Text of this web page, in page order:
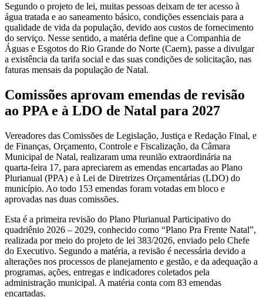
Segundo o projeto de lei, muitas pessoas deixam de ter acesso à
água tratada e ao saneamento básico, condições essenciais para a
qualidade de vida da população, devido aos custos de fornecimento
do serviço. Nesse sentido, a matéria define que a Companhia de
Águas e Esgotos do Rio Grande do Norte (Caern), passe a divulgar
a existência da tarifa social e das suas condições de solicitação, nas
faturas mensais da população de Natal.
Comissões aprovam emendas de revisão
ao PPA e à LDO de Natal para 2027
Vereadores das Comissões de Legislação, Justiça e Redação Final, e
de Finanças, Orçamento, Controle e Fiscalização, da Câmara
Municipal de Natal, realizaram uma reunião extraordinária na
quarta-feira 17, para apreciarem as emendas encartadas ao Plano
Plurianual (PPA) e à Lei de Diretrizes Orçamentárias (LDO) do
município. Ao todo 153 emendas foram votadas em bloco e
aprovadas nas duas comissões.
Esta é a primeira revisão do Plano Plurianual Participativo do
quadriênio 2026 – 2029, conhecido como “Plano Pra Frente Natal”,
realizada por meio do projeto de lei 383/2026, enviado pelo Chefe
do Executivo. Segundo a matéria, a revisão é necessária devido a
alterações nos processos de planejamento e gestão, e da adequação a
programas, ações, entregas e indicadores coletados pela
administração municipal. A matéria conta com 83 emendas
encartadas.